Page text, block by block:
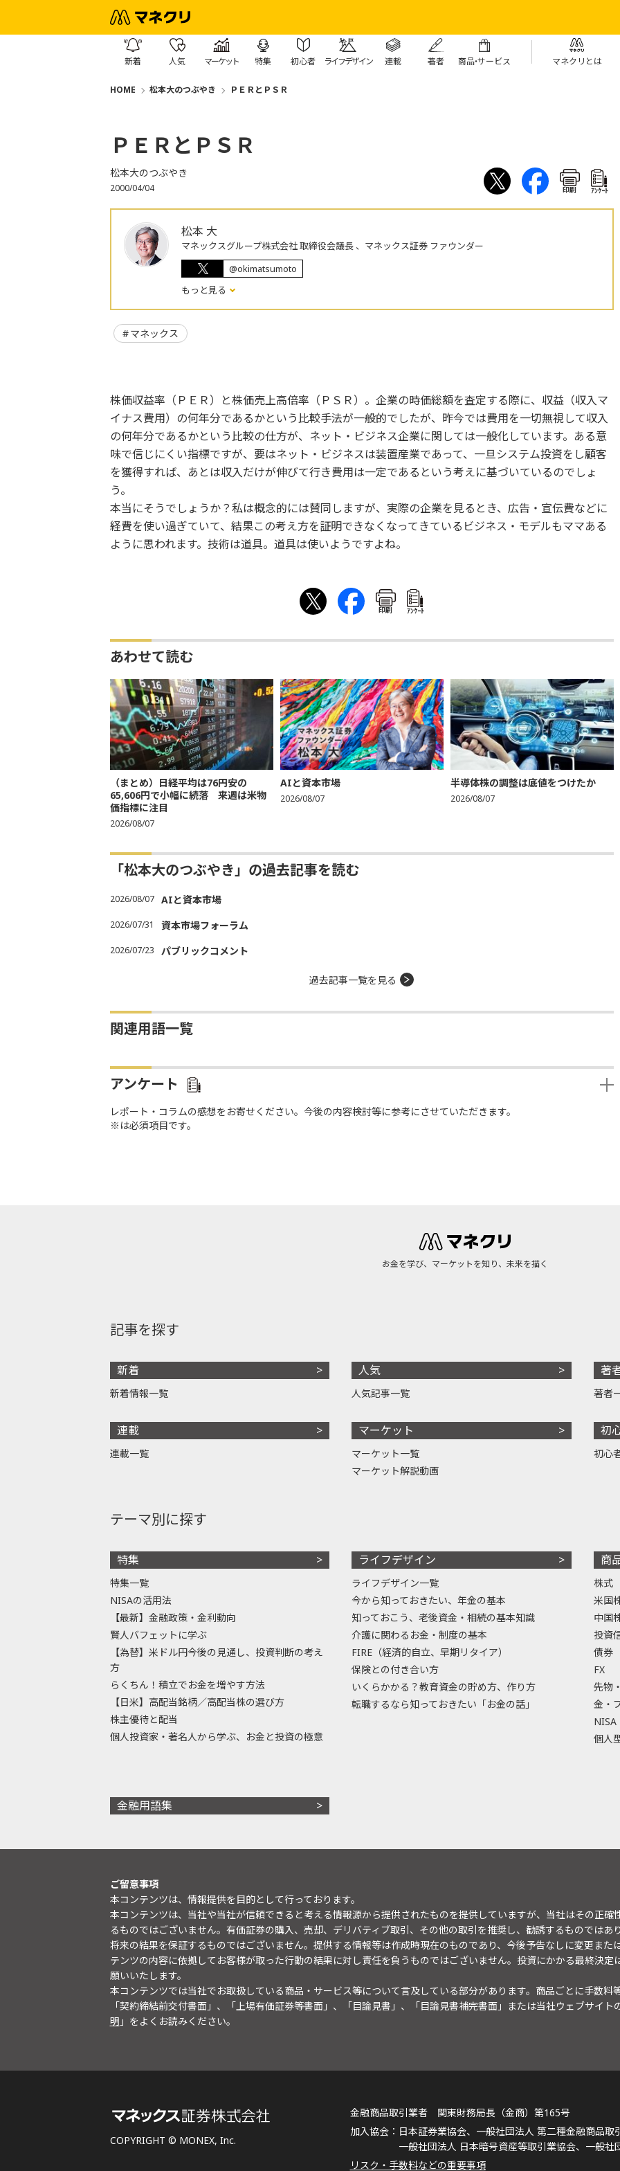
新着 人気 マーケット 特集 初心者 ライフデザイン 連載 著者 商品・サービス マネクリとは
HOME 松本大のつぶやき ＰＥＲとＰＳＲ
ＰＥＲとＰＳＲ
松本大のつぶやき
2000/04/04 印刷 ｱﾝｹｰﾄ
松本 大
マネックスグループ株式会社 取締役会議長 、マネックス証券 ファウンダー
@okimatsumoto
もっと見る
マネックス
株価収益率（ＰＥＲ）と株価売上高倍率（ＰＳＲ）。企業の時価総額を査定する際に、収益（収入マ
イナス費用）の何年分であるかという比較手法が一般的でしたが、昨今では費用を一切無視して収入
の何年分であるかという比較の仕方が、ネット・ビジネス企業に関しては一般化しています。ある意
味で信じにくい指標ですが、要はネット・ビジネスは装置産業であって、一旦システム投資をし顧客
を獲得すれば、あとは収入だけが伸びて行き費用は一定であるという考えに基づいているのでしょ
う。
本当にそうでしょうか？私は概念的には賛同しますが、実際の企業を見るとき、広告・宣伝費などに
経費を使い過ぎていて、結果この考え方を証明できなくなってきているビジネス・モデルもママある
ように思われます。技術は道具。道具は使いようですよね。
印刷 ｱﾝｹｰﾄ
あわせて読む
（まとめ）日経平均は76円安の
65,606円で小幅に続落 来週は米物
価指標に注目
2026/08/07
AIと資本市場
2026/08/07
半導体株の調整は底値をつけたか
2026/08/07
「松本大のつぶやき」の過去記事を読む
2026/08/07 AIと資本市場
2026/07/31 資本市場フォーラム
2026/07/23 パブリックコメント
過去記事一覧を見る
関連用語一覧
アンケート
レポート・コラムの感想をお寄せください。今後の内容検討等に参考にさせていただきます。
※は必須項目です。
お金を学び、マーケットを知り、未来を描く
記事を探す
新着
新着情報一覧
連載
連載一覧
人気
人気記事一覧
マーケット
マーケット一覧
マーケット解説動画
著
著者
初
初心
テーマ別に探す
特集
特集一覧
NISAの活用法
【最新】金融政策・金利動向
賢人バフェットに学ぶ
【為替】米ドル円今後の見通し、投資判断の考え
方
らくちん！積立でお金を増やす方法
【日米】高配当銘柄／高配当株の選び方
株主優待と配当
個人投資家・著名人から学ぶ、お金と投資の極意
ライフデザイン
ライフデザイン一覧
今から知っておきたい、年金の基本
知っておこう、老後資金・相続の基本知識
介護に関わるお金・制度の基本
FIRE（経済的自立、早期リタイア）
保険との付き合い方
いくらかかる？教育資金の貯め方、作り方
転職するなら知っておきたい「お金の話」
商
株式
米国
中国
投資
債券
FX
先物
金・
NISA
個人
金融用語集
ご留意事項
本コンテンツは、情報提供を目的として行っております。
本コンテンツは、当社や当社が信頼できると考える情報源から提供されたものを提供していますが、当社はその正
るものではございません。有価証券の購入、売却、デリバティブ取引、その他の取引を推奨し、勧誘するものではあ
将来の結果を保証するものではございません。提供する情報等は作成時現在のものであり、今後予告なしに変更また
テンツの内容に依拠してお客様が取った行動の結果に対し責任を負うものではございません。投資にかかる最終決
願いいたします。
本コンテンツでは当社でお取扱している商品・サービス等について言及している部分があります。商品ごとに手数料
「契約締結前交付書面」、「上場有価証券等書面」、「目論見書」、「目論見書補完書面」または当社ウェブサイト
明 」をよくお読みください。
COPYRIGHT © MONEX, Inc.
金融商品取引業者 関東財務局長（金商）第165号
日本証券業協会、一般社団法人 第二種金融商品取
一般社団法人 日本暗号資産等取引業協会、一般社
リスク・手数料などの重要事項